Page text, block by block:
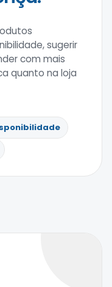
sugerir
com mais
quanto na loja